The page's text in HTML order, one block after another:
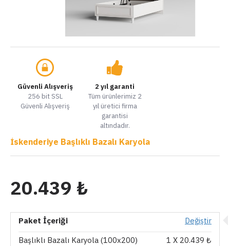
Güvenli Alışveriş
256 bit SSL
Güvenli Alışveriş
2 yıl garanti
Tüm ürünlerimiz 2
yıl üretici firma
garantisi
altındadır.
İskenderiye Başlıklı Bazalı Karyola
20.439 ₺
Paket İçeriği
Değiştir
Başlıklı Bazalı Karyola (100x200)
1 X 20.439 ₺